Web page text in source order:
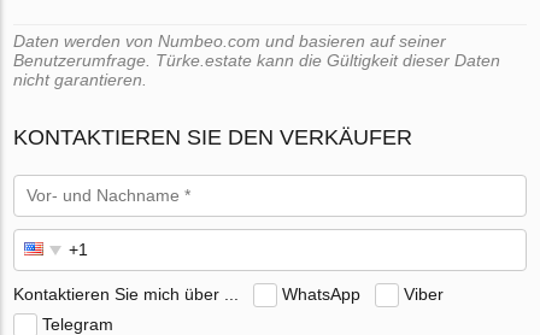
Daten werden von Numbeo.com und basieren auf seiner
Benutzerumfrage. Türke.estate kann die Gültigkeit dieser Daten
nicht garantieren.
KONTAKTIEREN SIE DEN VERKÄUFER
Kontaktieren Sie mich über ... WhatsApp
Viber
Telegram